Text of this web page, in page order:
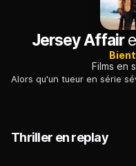
Jersey Affair
Films en
Thriller en replay